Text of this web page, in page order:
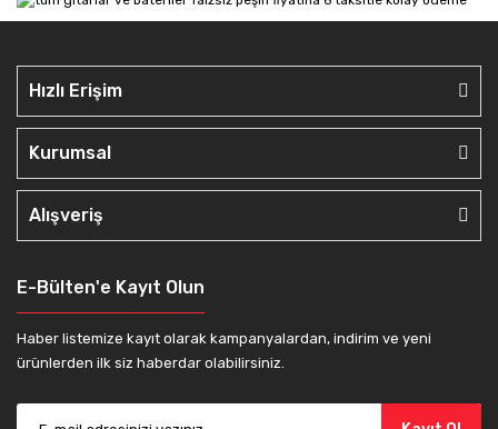
Hızlı Erişim
Kurumsal
Alışveriş
E-Bülten'e Kayıt Olun
Haber listemize kayıt olarak kampanyalardan, indirim ve yeni
ürünlerden ilk siz haberdar olabilirsiniz.